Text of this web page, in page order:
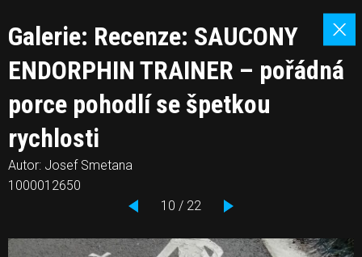
Galerie: Recenze: SAUCONY
ENDORPHIN TRAINER – pořádná
porce pohodlí se špetkou
rychlosti
Autor: Josef Smetana
1000012650
10 / 22